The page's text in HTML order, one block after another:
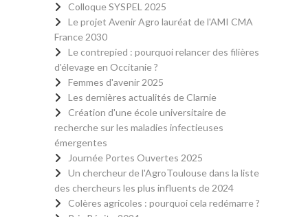
Colloque SYSPEL 2025
Le projet Avenir Agro lauréat de l'AMI CMA
France 2030
Le contrepied : pourquoi relancer des filières
d'élevage en Occitanie ?
Femmes d'avenir 2025
Les dernières actualités de Clarnie
Création d'une école universitaire de
recherche sur les maladies infectieuses
émergentes
Journée Portes Ouvertes 2025
Un chercheur de l'AgroToulouse dans la liste
des chercheurs les plus influents de 2024
Colères agricoles : pourquoi cela redémarre ?